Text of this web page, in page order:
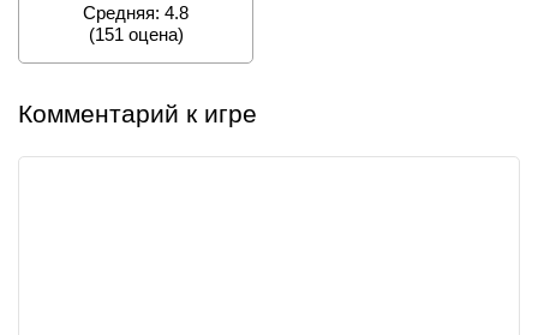
Средняя: 4.8
(151 оценa)
Комментарий к игре